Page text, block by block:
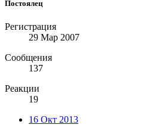
Постоялец
Регистрация
29 Мар 2007
Сообщения
137
Реакции
19
16 Окт 2013